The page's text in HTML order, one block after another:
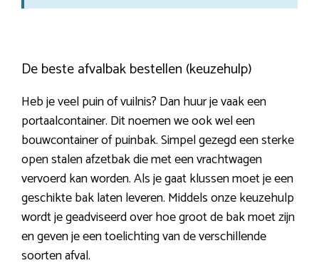
De beste afvalbak bestellen (keuzehulp)
Heb je veel puin of vuilnis? Dan huur je vaak een
portaalcontainer. Dit noemen we ook wel een
bouwcontainer of puinbak. Simpel gezegd een sterke
open stalen afzetbak die met een vrachtwagen
vervoerd kan worden. Als je gaat klussen moet je een
geschikte bak laten leveren. Middels onze keuzehulp
wordt je geadviseerd over hoe groot de bak moet zijn
en geven je een toelichting van de verschillende
soorten afval.